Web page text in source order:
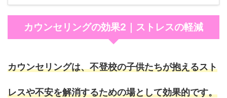
カウンセリングの効果2｜ストレスの軽減
カウンセリングは、不登校の子供たちが抱えるスト
レスや不安を解消するための場として効果的です。